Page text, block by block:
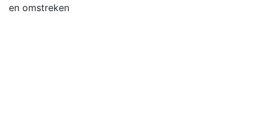
en omstreken